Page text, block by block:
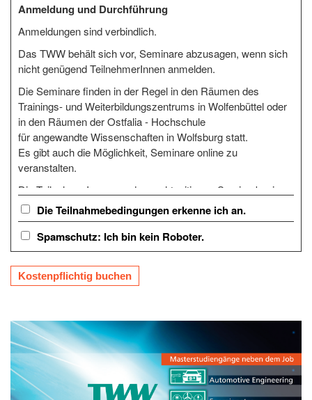
Anmeldung und Durchführung
Anmeldungen sind verbindlich.
Das TWW behält sich vor, Seminare abzusagen, wenn sich
nicht genügend TeilnehmerInnen anmelden.
Die Seminare finden in der Regel in den Räumen des
Trainings- und Weiterbildungszentrums in Wolfenbüttel oder
in den Räumen der Ostfalia - Hochschule
für angewandte Wissenschaften in Wolfsburg statt.
Es gibt auch die Möglichkeit, Seminare online zu
veranstalten.
Die TeilnehmerInnen werden rechtzeitig vor Seminarbeginn
über seminarrelevante Details, wie z.B. die Unterrichtszeiten
und den Seminarort per EMail informiert.
Mit der richtigen E-Mail-Adresse anmelden
Kosten und Widerrufsbelehrung
Sie bekommen vor der Veranstaltung eine Rechnung
zugeschickt und müssen die Gebühr vorher überweisen.
Sie haben das Recht, binnen vierzehn Tagen ohne Angabe
von Gründen diesen Vertrag zu widerrufen. Die Widerrufsfrist
Die Teilnahmebedingungen erkenne ich an.
Spamschutz: Ich bin kein Roboter.